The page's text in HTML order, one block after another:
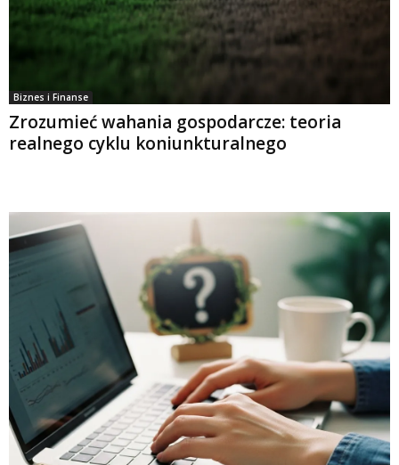
Biznes i Finanse
Zrozumieć wahania gospodarcze: teoria
realnego cyklu koniunkturalnego